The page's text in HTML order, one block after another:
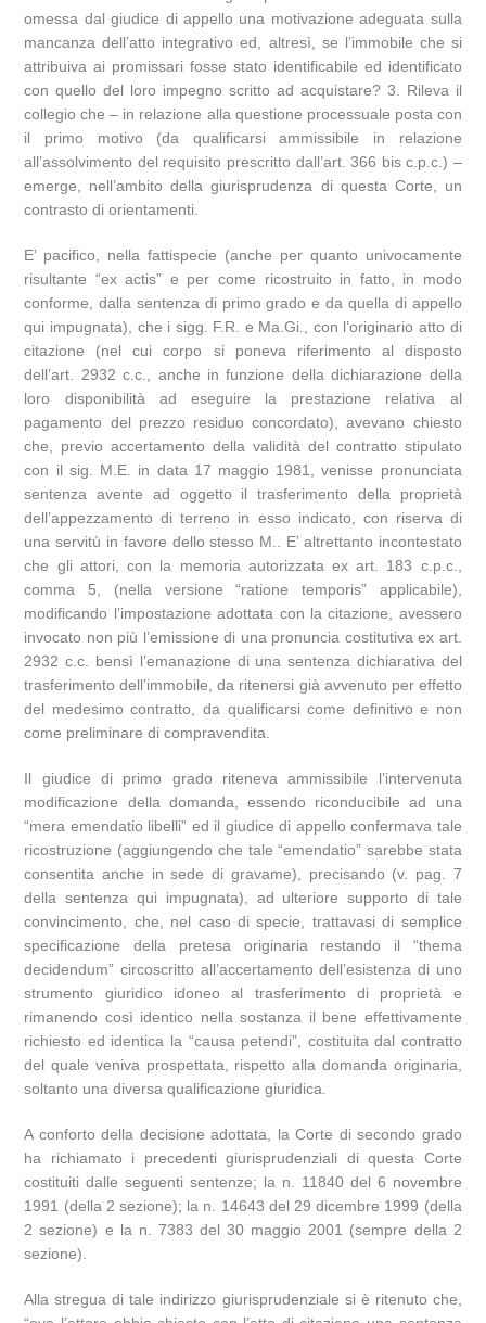
omessa dal giudice di appello una motivazione adeguata sulla
mancanza dell’atto integrativo ed, altresì, se l’immobile che si
attribuiva ai promissari fosse stato identificabile ed identificato
con quello del loro impegno scritto ad acquistare? 3. Rileva il
collegio che – in relazione alla questione processuale posta con
il primo motivo (da qualificarsi ammissibile in relazione
all’assolvimento del requisito prescritto dall’art. 366 bis c.p.c.) –
emerge, nell’ambito della giurisprudenza di questa Corte, un
contrasto di orientamenti.
E’ pacifico, nella fattispecie (anche per quanto univocamente
risultante “ex actis” e per come ricostruito in fatto, in modo
conforme, dalla sentenza di primo grado e da quella di appello
qui impugnata), che i sigg. F.R. e Ma.Gi., con l’originario atto di
citazione (nel cui corpo si poneva riferimento al disposto
dell’art. 2932 c.c., anche in funzione della dichiarazione della
loro disponibilità ad eseguire la prestazione relativa al
pagamento del prezzo residuo concordato), avevano chiesto
che, previo accertamento della validità del contratto stipulato
con il sig. M.E. in data 17 maggio 1981, venisse pronunciata
sentenza avente ad oggetto il trasferimento della proprietà
dell’appezzamento di terreno in esso indicato, con riserva di
una servitù in favore dello stesso M.. E’ altrettanto incontestato
che gli attori, con la memoria autorizzata ex art. 183 c.p.c.,
comma 5, (nella versione “ratione temporis” applicabile),
modificando l’impostazione adottata con la citazione, avessero
invocato non più l’emissione di una pronuncia costitutiva ex art.
2932 c.c. bensì l’emanazione di una sentenza dichiarativa del
trasferimento dell’immobile, da ritenersi già avvenuto per effetto
del medesimo contratto, da qualificarsi come definitivo e non
come preliminare di compravendita.
Il giudice di primo grado riteneva ammissibile l’intervenuta
modificazione della domanda, essendo riconducibile ad una
“mera emendatio libelli” ed il giudice di appello confermava tale
ricostruzione (aggiungendo che tale “emendatio” sarebbe stata
consentita anche in sede di gravame), precisando (v. pag. 7
della sentenza qui impugnata), ad ulteriore supporto di tale
convincimento, che, nel caso di specie, trattavasi di semplice
specificazione della pretesa originaria restando il “thema
decidendum” circoscritto all’accertamento dell’esistenza di uno
strumento giuridico idoneo al trasferimento di proprietà e
rimanendo così identico nella sostanza il bene effettivamente
richiesto ed identica la “causa petendi”, costituita dal contratto
del quale veniva prospettata, rispetto alla domanda originaria,
soltanto una diversa qualificazione giuridica.
A conforto della decisione adottata, la Corte di secondo grado
ha richiamato i precedenti giurisprudenziali di questa Corte
costituiti dalle seguenti sentenze; la n. 11840 del 6 novembre
1991 (della 2 sezione); la n. 14643 del 29 dicembre 1999 (della
2 sezione) e la n. 7383 del 30 maggio 2001 (sempre della 2
sezione).
Alla stregua di tale indirizzo giurisprudenziale si è ritenuto che,